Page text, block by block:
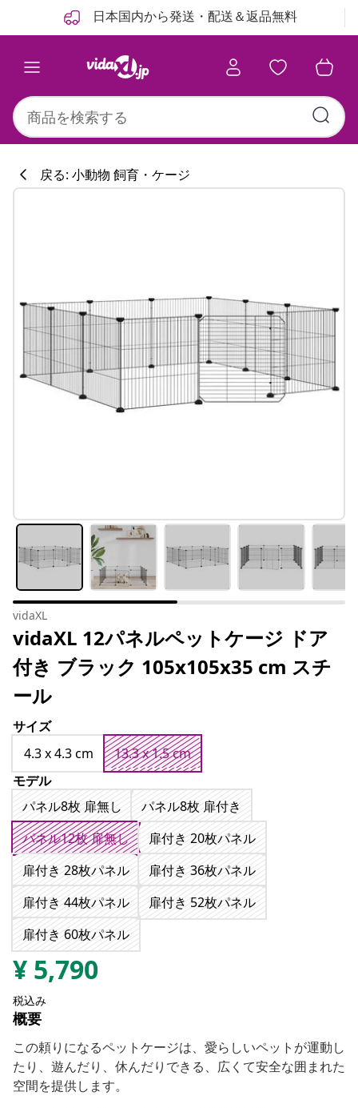
日本国内から発送・配送＆返品無料
戻る: 小動物 飼育・ケージ
vidaXL
vidaXL 12パネルペットケージ ドア
付き ブラック 105x105x35 cm スチ
ール
サイズ
4.3 x 4.3 cm
13.3 x 1.5 cm
モデル
パネル8枚 扉無し
パネル8枚 扉付き
パネル12枚 扉無し
扉付き 20枚パネル
扉付き 28枚パネル
扉付き 36枚パネル
扉付き 44枚パネル
扉付き 52枚パネル
扉付き 60枚パネル
¥ 5,790
税込み
概要
この頼りになるペットケージは、愛らしいペットが運動し
たり、遊んだり、休んだりできる、広くて安全な囲まれた
空間を提供します。